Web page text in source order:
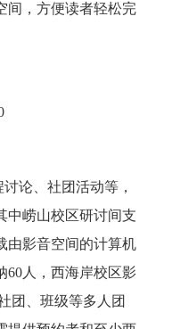
间，方便读者轻松完
论、社团活动等，
中崂山校区研讨间支
由影音空间的计算机
60人，西海岸校区影
团、班级等多人团